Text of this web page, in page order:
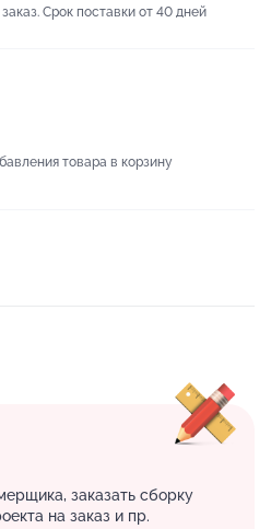
Срок поставки от 40 дней
товара в корзину
заказать сборку
на заказ и пр.